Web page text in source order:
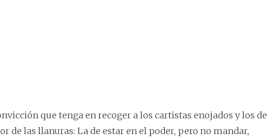
que tenga en recoger a los cartistas enojados y los de
de las llanuras: La de estar en el poder, pero no mandar,